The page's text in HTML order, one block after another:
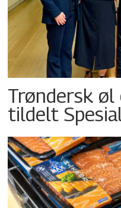
Trøndersk
tildelt